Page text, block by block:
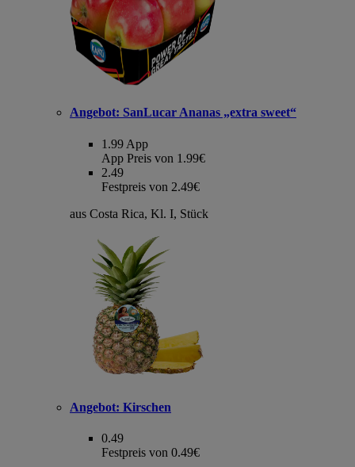
Angebot: SanLucar Ananas „extra sweet“
1.99 App
App Preis von 1.99€
2.49
Festpreis von 2.49€
aus Costa Rica, Kl. I, Stück
Angebot: Kirschen
0.49
Festpreis von 0.49€